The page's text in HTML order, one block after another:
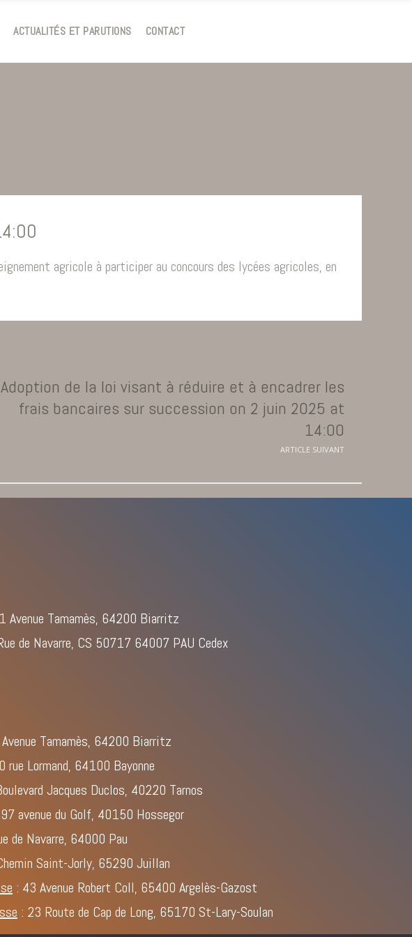
ACTUALITÉS ET PARUTIONS CONTACT
agricole à participer au concours des lycées agricoles, en
Adoption de la loi visant à réduire et à encadrer les
frais bancaires sur succession on 2 juin 2025 at
14:00
ARTICLE SUIVANT
Avenue Tamamès, 64200 Biarritz
de Navarre, CS 50717 64007 PAU Cedex
Tamamès, 64200 Biarritz
rue Lormand, 64100 Bayonne
Jacques Duclos, 40220 Tarnos
avenue du Golf, 40150 Hossegor
de Navarre, 64000 Pau
Saint-Jorly, 65290 Juillan
: 43 Avenue Robert Coll, 65400 Argelès-Gazost
: 23 Route de Cap de Long, 65170 St-Lary-Soulan